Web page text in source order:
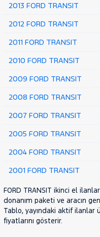
ISUZU
Iveco
Jaecoo
JEEP
MAN
MINI
MITSUBISHI
OPEL
PEUGEOT
RENAULT
2013 FORD TRANSIT
2012 FORD TRANSIT
2011 FORD TRANSIT
2010 FORD TRANSIT
2009 FORD TRANSIT
2008 FORD TRANSIT
2007 FORD TRANSIT
2005 FORD TRANSIT
2004 FORD TRANSIT
2001 FORD TRANSIT
FORD TRANSIT ikinci el
donanım paketi ve aracın
Tablo, yayındaki aktif ilanlar
fiyatlarını gösterir.